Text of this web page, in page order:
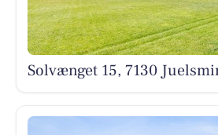
Solvænget 15, 7130